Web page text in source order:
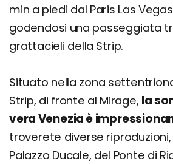
min a piedi dal Paris Las
godendosi una passeggiata
grattacieli della Strip.
Situato nella zona
Strip, di fronte al Mirage, la
vera Venezia è
troverete diverse
Palazzo Ducale, del Ponte di